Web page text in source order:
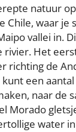
natuur
Chile, waar je
vallei in.
rivier. Het
richting de
een
naar de
Morado
water